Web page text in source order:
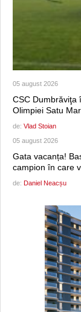
05 august 2026
CSC Dumbrăviţa
Olimpiei Satu
de: Vlad Stoian
05 august 2026
Gata vacanța!
campion în care
de: Daniel Neacșu